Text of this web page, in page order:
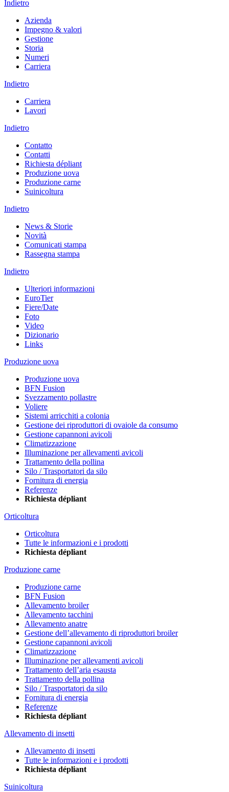
Indietro
Azienda
Impegno & valori
Gestione
Storia
Numeri
Carriera
Indietro
Carriera
Lavori
Indietro
Contatto
Contatti
Richiesta dépliant
Produzione uova
Produzione carne
Suinicoltura
Indietro
News & Storie
Novità
Comunicati stampa
Rassegna stampa
Indietro
Ulteriori informazioni
EuroTier
Fiere/Date
Foto
Video
Dizionario
Links
Produzione uova
Produzione uova
BFN Fusion
Svezzamento pollastre
Voliere
Sistemi arricchiti a colonia
Gestione dei riproduttori di ovaiole da consumo
Gestione capannoni avicoli
Climatizzazione
Illuminazione per allevamenti avicoli
Trattamento della pollina
Silo / Trasportatori da silo
Fornitura di energia
Referenze
Richiesta dépliant
Orticoltura
Orticoltura
Tutte le informazioni e i prodotti
Richiesta dépliant
Produzione carne
Produzione carne
BFN Fusion
Allevamento broiler
Allevamento tacchini
Allevamento anatre
Gestione dell’allevamento di riproduttori broiler
Gestione capannoni avicoli
Climatizzazione
Illuminazione per allevamenti avicoli
Trattamento dell’aria esausta
Trattamento della pollina
Silo / Trasportatori da silo
Fornitura di energia
Referenze
Richiesta dépliant
Allevamento di insetti
Allevamento di insetti
Tutte le informazioni e i prodotti
Richiesta dépliant
Suinicoltura